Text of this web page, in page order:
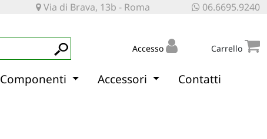
Via di Brava, 13b - Roma 06.6695.9240
Accesso Carrello
Componenti Accessori Contatti